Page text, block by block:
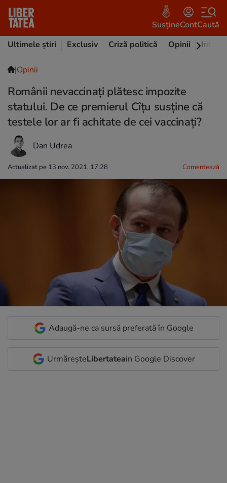
SusțineContCaută
Ultimele știri
Exclusiv Criză politică Opinii
|Opinii
Românii nevaccinaţi plătesc impozite
statului. De ce premierul Cîțu susține că
testele lor ar fi achitate de cei vaccinați?
Dan Udrea
Actualizat pe 13 nov. 2021, 17:28 Comentează
Adaugă-ne ca sursă preferată în Google
UrmăreșteLibertateain Google Discover